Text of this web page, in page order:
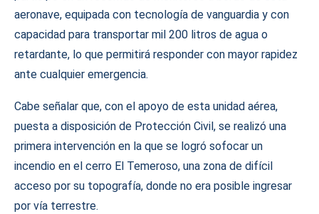
aeronave, equipada con tecnología de vanguardia y con
capacidad para transportar mil 200 litros de agua o
retardante, lo que permitirá responder con mayor rapidez
ante cualquier emergencia.
Cabe señalar que, con el apoyo de esta unidad aérea,
puesta a disposición de Protección Civil, se realizó una
primera intervención en la que se logró sofocar un
incendio en el cerro El Temeroso, una zona de difícil
acceso por su topografía, donde no era posible ingresar
por vía terrestre.